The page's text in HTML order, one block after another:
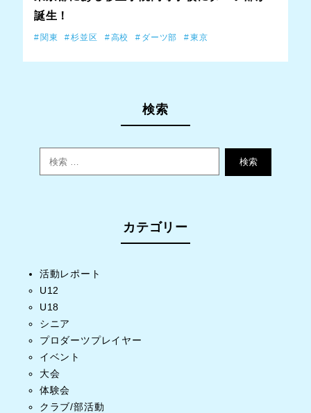
誕生！
関東 杉並区 高校 ダーツ部 東京
検索
検索
カテゴリー
活動レポート
U12
U18
シニア
プロダーツプレイヤー
イベント
大会
体験会
クラブ/部活動